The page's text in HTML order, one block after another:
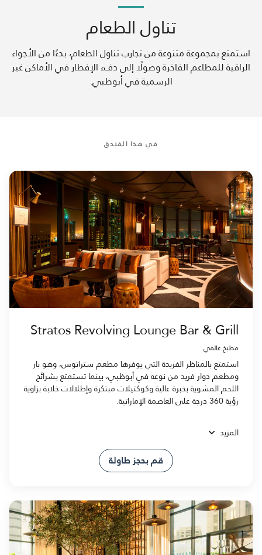
تناول الطعام
استمتع بمجموعة متنوعة من تجارب تناول الطعام، بدءًا من الأجواء
الراقية للمطاعم الفاخرة وصولًا إلى دفء الإفطار في الأماكن غير
الرسمية في أبوظبي.
في هذا الفندق
Stratos Revolving Lounge Bar & Grill
مطبخ عالمي
استمتع بالمناظر الفريدة التي يوفرها مطعم ستراتوس، وهو بار
ومطعم دوار فريد من نوعه في أبوظبي، بينما تستمتع بشرائح
اللحم المشوية بخبرة عالية وكوكتيلات مبتكرة وإطلالات خلابة بزاوية
رؤية 360 درجة على العاصمة الإماراتية.
المزيد
قم بحجز طاولة